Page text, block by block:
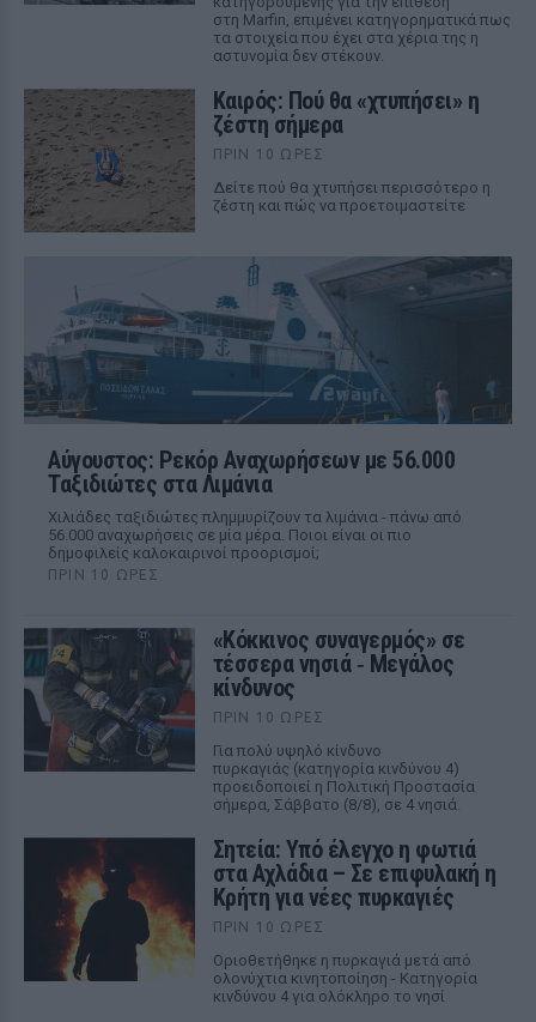
στη Marfin, επιμένει κατηγορηματικά πως
τα στοιχεία που έχει στα χέρια της η
αστυνομία δεν στέκουν.
Καιρός: Πού θα «χτυπήσει» η
ζέστη σήμερα
ΠΡΙΝ 10 ΏΡΕΣ
Δείτε πού θα χτυπήσει περισσότερο η
ζέστη και πώς να προετοιμαστείτε
Αύγουστος: Ρεκόρ Αναχωρήσεων με 56.000
Ταξιδιώτες στα Λιμάνια
Χιλιάδες ταξιδιώτες πλημμυρίζουν τα λιμάνια - πάνω από
56.000 αναχωρήσεις σε μία μέρα. Ποιοι είναι οι πιο
δημοφιλείς καλοκαιρινοί προορισμοί;
ΠΡΙΝ 10 ΏΡΕΣ
«Κόκκινος συναγερμός» σε
τέσσερα νησιά ‑ Μεγάλος
κίνδυνος
ΠΡΙΝ 10 ΏΡΕΣ
Για πολύ υψηλό κίνδυνο
πυρκαγιάς (κατηγορία κινδύνου 4)
προειδοποιεί η Πολιτική Προστασία
σήμερα, Σάββατο (8/8), σε 4 νησιά.
Σητεία: Υπό έλεγχο η φωτιά
στα Αχλάδια – Σε επιφυλακή η
Κρήτη για νέες πυρκαγιές
ΠΡΙΝ 10 ΏΡΕΣ
Οριοθετήθηκε η πυρκαγιά μετά από
ολονύχτια κινητοποίηση - Κατηγορία
κινδύνου 4 για ολόκληρο το νησί